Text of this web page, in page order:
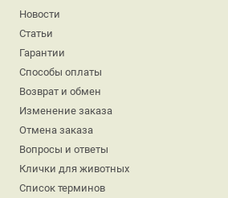
Новости
Статьи
Гарантии
Способы оплаты
Возврат и обмен
Изменение заказа
Отмена заказа
Вопросы и ответы
Клички для животных
Список терминов